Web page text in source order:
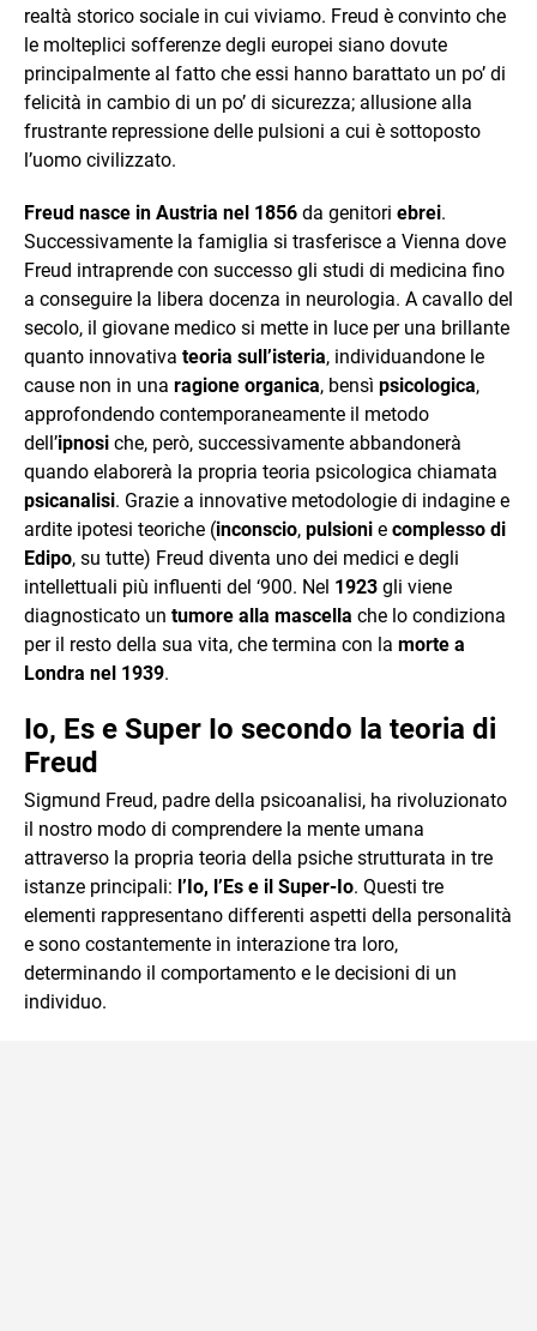
realtà storico sociale in cui viviamo. Freud è convinto che
le molteplici sofferenze degli europei siano dovute
principalmente al fatto che essi hanno barattato un po’ di
felicità in cambio di un po’ di sicurezza; allusione alla
frustrante repressione delle pulsioni a cui è sottoposto
l’uomo civilizzato.
Freud nasce in Austria nel 1856 da genitori ebrei.
Successivamente la famiglia si trasferisce a Vienna dove
Freud intraprende con successo gli studi di medicina fino
a conseguire la libera docenza in neurologia. A cavallo del
secolo, il giovane medico si mette in luce per una brillante
quanto innovativa teoria sull’isteria, individuandone le
cause non in una ragione organica, bensì psicologica,
approfondendo contemporaneamente il metodo
dell’ipnosi che, però, successivamente abbandonerà
quando elaborerà la propria teoria psicologica chiamata
psicanalisi. Grazie a innovative metodologie di indagine e
ardite ipotesi teoriche (inconscio, pulsioni e complesso di
Edipo, su tutte) Freud diventa uno dei medici e degli
intellettuali più influenti del ‘900. Nel 1923 gli viene
diagnosticato un tumore alla mascella che lo condiziona
per il resto della sua vita, che termina con la morte a
Londra nel 1939.
Io, Es e Super Io secondo la teoria di
Freud
Sigmund Freud, padre della psicoanalisi, ha rivoluzionato
il nostro modo di comprendere la mente umana
attraverso la propria teoria della psiche strutturata in tre
istanze principali: l’Io, l’Es e il Super-Io. Questi tre
elementi rappresentano differenti aspetti della personalità
e sono costantemente in interazione tra loro,
determinando il comportamento e le decisioni di un
individuo.